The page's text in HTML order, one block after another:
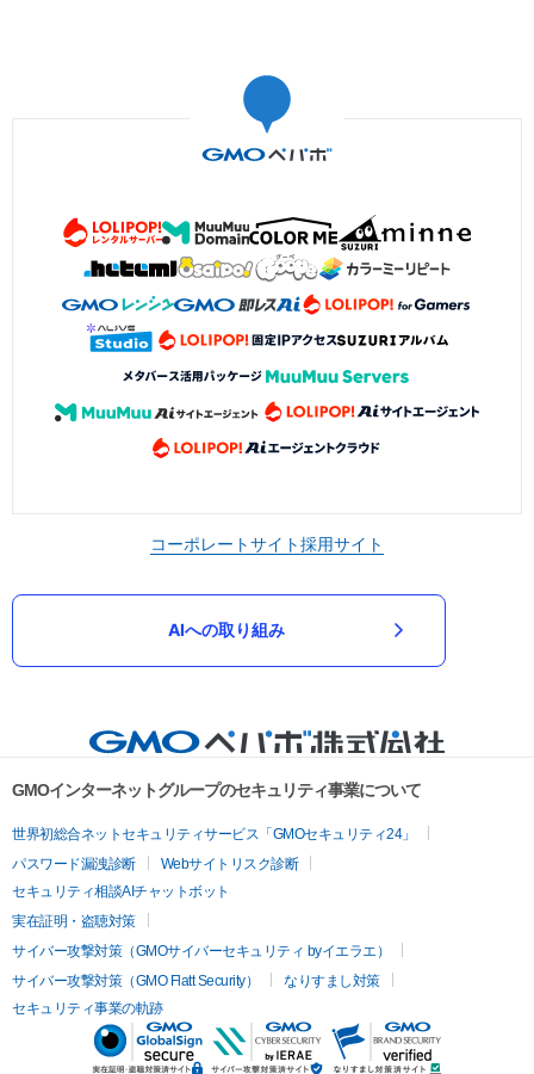
コーポレートサイト採用サイト
AIへの取り組み
GMOインターネットグループのセキュリティ事業について
世界初総合ネットセキュリティサービス「GMOセキュリティ24」
パスワード漏洩診断
Webサイトリスク診断
セキュリティ相談AIチャットボット
実在証明・盗聴対策
サイバー攻撃対策（GMOサイバーセキュリティ byイエラエ）
サイバー攻撃対策（GMO Flatt Security）
なりすまし対策
セキュリティ事業の軌跡